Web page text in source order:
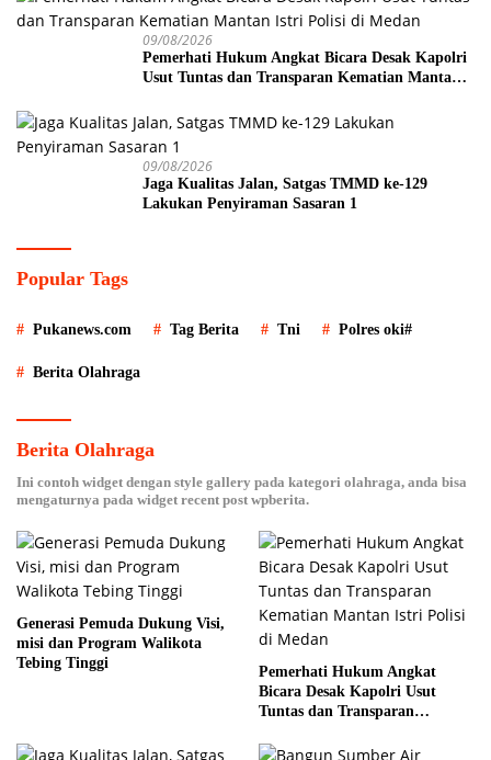
09/08/2026
Pemerhati Hukum Angkat Bicara Desak Kapolri
Usut Tuntas dan Transparan Kematian Mantan
09/08/2026
Jaga Kualitas Jalan, Satgas TMMD ke-129
Lakukan Penyiraman Sasaran 1
Popular Tags
Pukanews.com Tag Berita Tni Polres oki#
Berita Olahraga
Berita Olahraga
Ini contoh widget dengan style gallery pada kategori olahraga, anda bisa
mengaturnya pada widget recent post wpberita.
Generasi Pemuda Dukung Visi,
misi dan Program Walikota
Tebing Tinggi
Pemerhati Hukum Angkat
Bicara Desak Kapolri Usut
Tuntas dan Transparan
Medan